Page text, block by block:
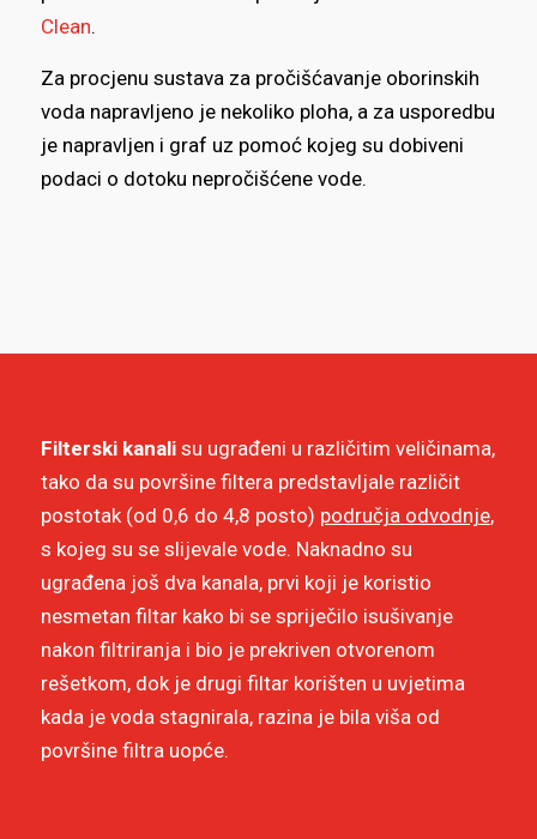
Clean.
Za procjenu sustava za pročišćavanje oborinskih
voda napravljeno je nekoliko ploha, a za usporedbu
je napravljen i graf uz pomoć kojeg su dobiveni
podaci o dotoku nepročišćene vode.
Filterski kanalisu ugrađeni u različitim veličinama,
tako da su površine filtera predstavljale različit
postotak (od 0,6 do 4,8 posto) područja odvodnje,
s kojeg su se slijevale vode. Naknadno su
ugrađena još dva kanala, prvi koji je koristio
nesmetan filtar kako bi se spriječilo isušivanje
nakon filtriranja i bio je prekriven otvorenom
rešetkom, dok je drugi filtar korišten u uvjetima
kada je voda stagnirala, razina je bila viša od
površine filtra uopće.